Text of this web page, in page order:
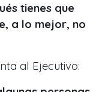
tienes que
a lo mejor, no
al Ejecutivo: